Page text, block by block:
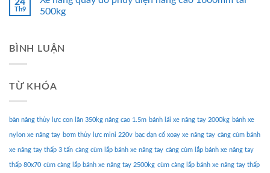
Th9
500kg
BÌNH LUẬN
TỪ KHÓA
bàn nâng thủy lực con lăn 350kg nâng cao 1.5m bánh lái xe nâng tay 2000kg bánh xe
nylon xe nâng tay bơm thủy lực mini 220v bạc đạn cổ xoay xe nâng tay càng cùm bánh
xe nâng tay thấp 3 tấn càng cùm lắp bánh xe nâng tay càng cùm lắp bánh xe nâng tay
thấp 80x70 cùm càng lắp bánh xe nâng tay 2500kg cùm càng lắp bánh xe nâng tay thấp